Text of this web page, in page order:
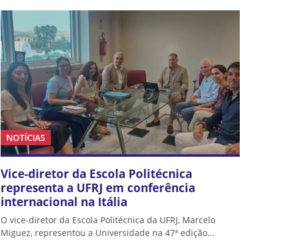
NOTÍCIAS
Vice-diretor da Escola Politécnica
representa a UFRJ em conferência
internacional na Itália
O vice-diretor da Escola Politécnica da UFRJ, Marcelo
Miguez, representou a Universidade na 47ª edição...